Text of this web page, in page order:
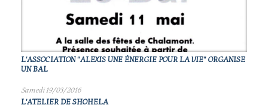
L'ASSOCIATION "ALEXIS UNE ÉNERGIE POUR LA VIE" ORGANISE
UN BAL
Samedi 19/03/2016
L'ATELIER DE SHOHELA